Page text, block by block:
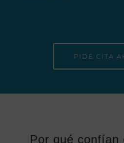
PIDE CITA
Por qué confían